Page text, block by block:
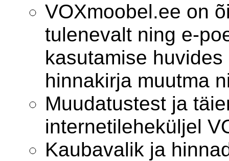
VOXmoobel.ee on
tulenevalt ning e-
kasutamise
hinnakirja muutma
Muudatustest ja
internetileheküljel
Kaubavalik ja